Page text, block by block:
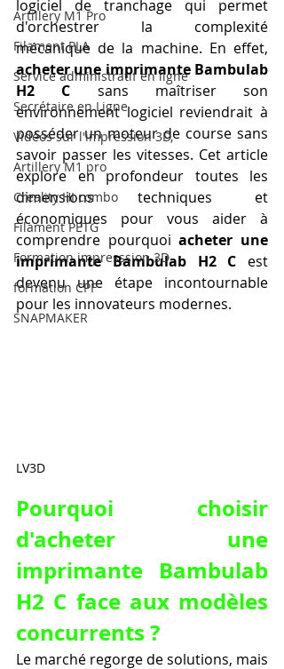
Artillery M1 Pro
Filament PLA
Service administratif en ligne
Secrétaire en Ligne
Vidéos sur l'impression 3D,
Artillery M1 pro
Creality HI combo
Filament PETG
Formation impresssion 3D
formation CPF
SNAPMAKER
logiciel de tranchage qui permet
d'orchestrer la complexité
acheter une imprimante Bambulab
H2 C sans maîtriser son
environnement logiciel reviendrait à
posséder un moteur de course sans
savoir passer les vitesses. Cet article
explore en profondeur toutes les
dimensions techniques et
économiques pour vous aider à
comprendre pourquoi acheter une
imprimante Bambulab H2 C est
devenu une étape incontournable
pour les innovateurs modernes.
LV3D
Pourquoi choisir
d'acheter une
imprimante Bambulab
H2 C face aux modèles
concurrents ?